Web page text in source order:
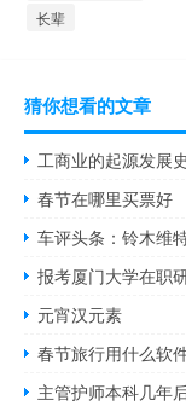
长辈
猜你想看的文章
工商业的起源发展史
春节在哪里买票好
车评头条：铃木维
报考厦门大学在职
元宵汉元素
春节旅行用什么软